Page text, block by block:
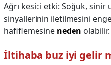
Ağrı kesici etki: Soğuk, sinir
sinyallerinin iletilmesini
hafiflemesine neden olabilir.
İltihaba buz iyi gelir